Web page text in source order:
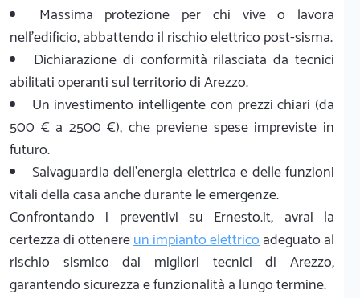
Massima protezione per chi vive o lavora
nell'edificio, abbattendo il rischio elettrico post-sisma.
Dichiarazione di conformità rilasciata da tecnici
abilitati operanti sul territorio di Arezzo.
Un investimento intelligente con prezzi chiari (da
500 € a 2500 €), che previene spese impreviste in
futuro.
Salvaguardia dell'energia elettrica e delle funzioni
vitali della casa anche durante le emergenze.
Confrontando i preventivi su Ernesto.it, avrai la
certezza di ottenereun impianto elettricoadeguato al
rischio sismico dai migliori tecnici di Arezzo,
garantendo sicurezza e funzionalità a lungo termine.